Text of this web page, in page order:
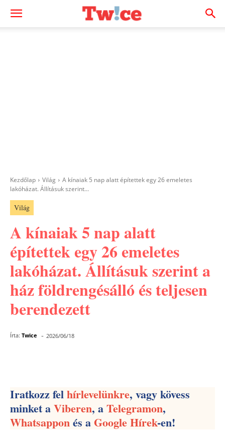
Kezdőlap Világ
A kínaiak 5 nap alatt építettek egy 26 emeletes
lakóházat. Állításuk szerint...
Világ
A kínaiak 5 nap alatt
építettek egy 26 emeletes
lakóházat. Állításuk szerint a
ház földrengésálló és teljesen
berendezett
Írta: Twice - 2026/06/18
Iratkozz felhírlevelünkre, vagy kövess
minket aViberen, aTelegramon,
Whatsapponés aGoogle Hírek-en!